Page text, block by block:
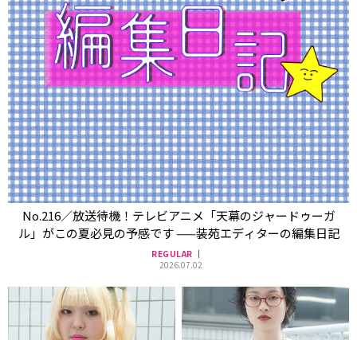
No.216／放送待機！テレビアニメ「天幕のジャードゥーガ
ル」がこの夏必見の予感です ——装苑エディターの編集日記
REGULAR
2026.07.02